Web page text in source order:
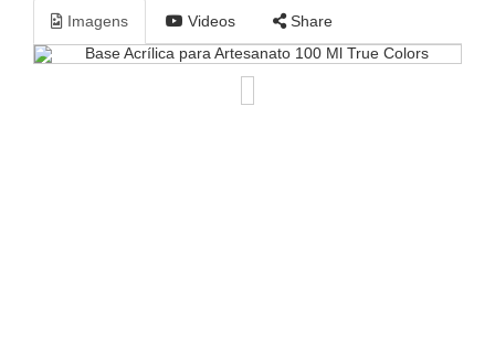
Imagens Videos Share